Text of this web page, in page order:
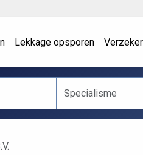
Lekkage opsporen